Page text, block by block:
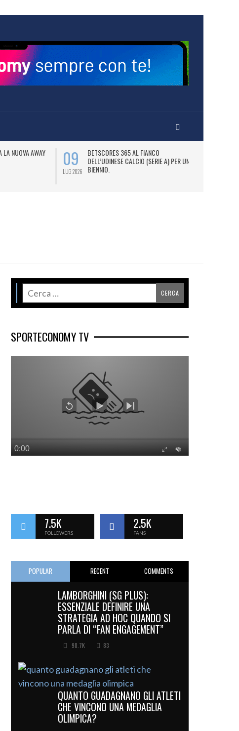
LA NUOVA AWAY
09
LUG 2026
BETSCORES 365 AL FIANCO
DELL’UDINESE CALCIO (SERIE A) PER UN
BIENNIO.
SPORTECONOMY TV
7.5K
FOLLOWERS
2.5K
FANS
POPULAR RECENT COMMENTS
LAMBORGHINI (SG PLUS):
ESSENZIALE DEFINIRE UNA
STRATEGIA AD HOC QUANDO SI
PARLA DI “FAN ENGAGEMENT”
98.7K 83
QUANTO GUADAGNANO GLI ATLETI
CHE VINCONO UNA MEDAGLIA
OLIMPICA?